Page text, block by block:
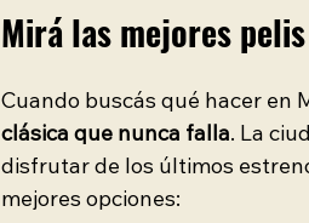
Mirá las mejores
Cuando buscás qué hacer en
clásica que nunca falla. La
disfrutar de los últimos
mejores opciones: